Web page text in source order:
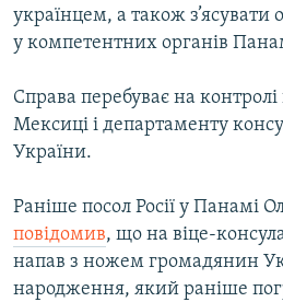
ІНФОГРАФІКА
ДОЛУЧАЙСЯ!
Усі сайти RFE/RL
українцем, а також з’ясувати
у компетентних органів
Справа перебуває на
Мексиці і департаменту
України.
Раніше посол Росії у Панамі
повідомив, що на віце-
напав з ножем громадянин
народження, який раніше